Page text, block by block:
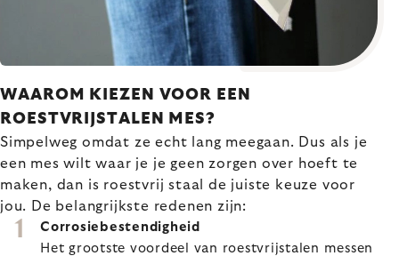
WAAROM KIEZEN VOOR EEN
ROESTVRIJSTALEN MES?
Simpelweg omdat ze echt lang meegaan. Dus als je
een mes wilt waar je je geen zorgen over hoeft te
maken, dan is roestvrij staal de juiste keuze voor
jou. De belangrijkste redenen zijn:
Corrosiebestendigheid
Het grootste voordeel van roestvrijstalen messen